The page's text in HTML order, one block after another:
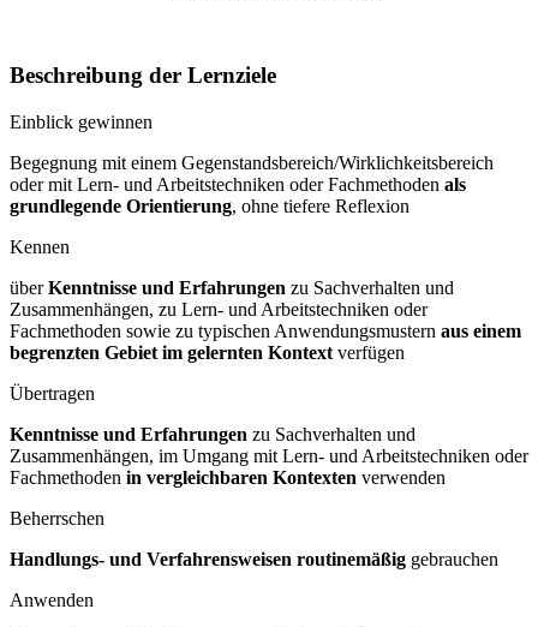
Beschreibung der Lernziele
Einblick gewinnen
Begegnung mit einem Gegenstandsbereich/Wirklichkeitsbereich
oder mit Lern- und Arbeitstechniken oder Fachmethoden als
grundlegende Orientierung, ohne tiefere Reflexion
Kennen
überKenntnisse und Erfahrungen zu Sachverhalten und
Zusammenhängen, zu Lern- und Arbeitstechniken oder
Fachmethoden sowie zu typischen Anwendungsmustern aus einem
begrenzten Gebiet im gelernten Kontext verfügen
Übertragen
Kenntnisse und Erfahrungen zu Sachverhalten und
Zusammenhängen, im Umgang mit Lern- und Arbeitstechniken oder
Fachmethoden in vergleichbaren Kontexten verwenden
Beherrschen
Handlungs- und Verfahrensweisen routinemäßig gebrauchen
Anwenden